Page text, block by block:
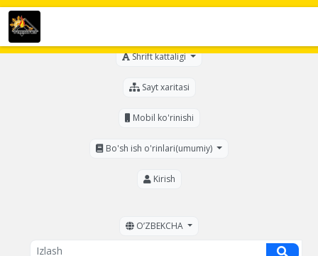
Shrift kattaligi
Sayt xaritasi
Mobil ko'rinishi
Bo'sh ish o'rinlari(umumiy)
Kirish
OʼZBEKCHA